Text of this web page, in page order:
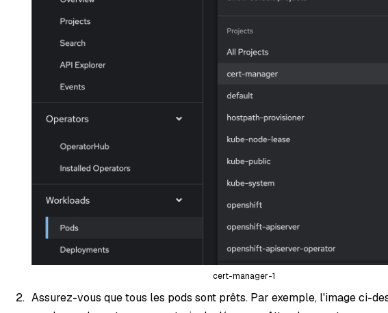
cert-manager-1
Assurez-vous que tous les pods sont prêts. Par exemple, l'image ci-